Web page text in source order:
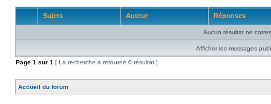
Sujets Auteur Réponses
Aucun résultat ne
Afficher les messages
Page 1 sur 1 [ La recherche a retourné 0 résultat ]
Accueil du forum